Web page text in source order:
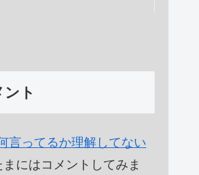
ト
言ってるか理解してない
まにはコメントしてみま